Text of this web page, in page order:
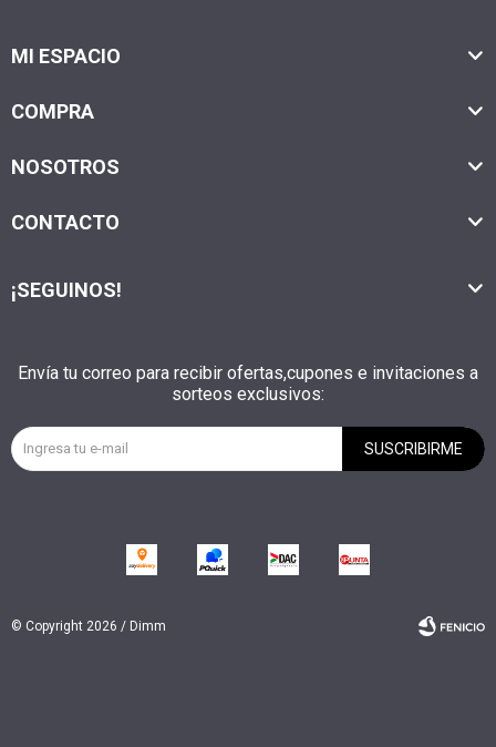
MI ESPACIO
COMPRA
NOSOTROS
CONTACTO
Envía tu correo para recibir ofertas,cupones e invitaciones a
sorteos exclusivos:
SUSCRIBIRME
¡SEGUINOS!
© Copyright 2026 / Dimm